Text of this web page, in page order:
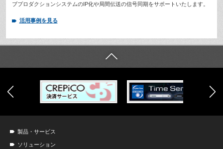
ブプロダクションシステムのIP化や局間伝送の信号同期をサポートいたします。
活用事例を見る
製品・サービス
ソリューション